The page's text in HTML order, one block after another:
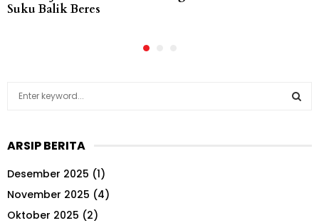
Suku Balik Beres
c
f
o
r
ARSIP BERITA
Desember 2025 (1)
November 2025 (4)
Oktober 2025 (2)